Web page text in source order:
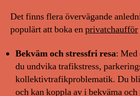
Det finns flera övervägande
populärt att boka enprivatchaufför
Bekväm och stressfri resa: Med
du undvika trafikstress,
kollektivtrafikproblematik. Du
och kan koppla av i bekväma och